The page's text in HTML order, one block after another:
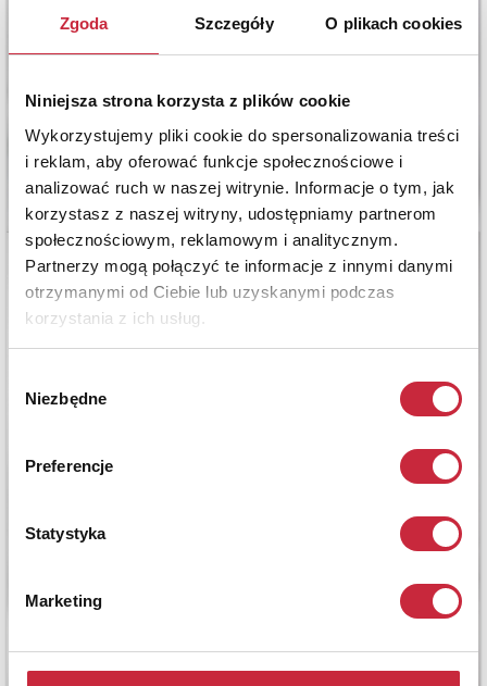
Zgoda Szczegóły O plikach cookies
Niniejsza strona korzysta z plików cookie
Wykorzystujemy pliki cookie do spersonalizowania treści
i reklam, aby oferować funkcje społecznościowe i
analizować ruch w naszej witrynie. Informacje o tym, jak
korzystasz z naszej witryny, udostępniamy partnerom
społecznościowym, reklamowym i analitycznym.
Partnerzy mogą połączyć te informacje z innymi danymi
otrzymanymi od Ciebie lub uzyskanymi podczas
korzystania z ich usług.
zgody
Niezbędne
Preferencje
Statystyka
Marketing